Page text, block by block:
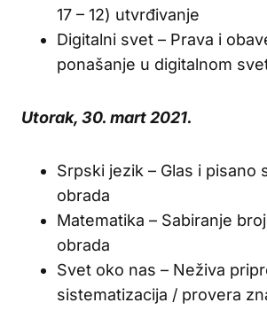
17 – 12) utvrđivanje
Digitalni svet – Prava i
ponašanje u digitalnom
Utorak, 30. mart 2021.
Srpski jezik – Glas i pisano
obrada
Matematika – Sabiranje
obrada
Svet oko nas – Neživa
sistematizacija / provera